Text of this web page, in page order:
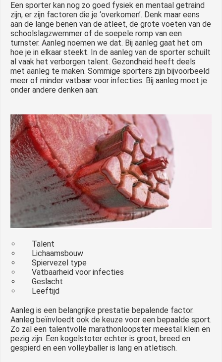
Een sporter kan nog zo goed fysiek en mentaal getraind
zijn, er zijn factoren die je ‘overkomen’. Denk maar eens
aan de lange benen van de atleet, de grote voeten van de
schoolslagzwemmer of de soepele romp van een
turnster. Aanleg noemen we dat. Bij aanleg gaat het om
hoe je in elkaar steekt. In de aanleg van de sporter schuilt
al vaak het verborgen talent. Gezondheid heeft deels
met aanleg te maken. Sommige sporters zijn bijvoorbeeld
meer of minder vatbaar voor infecties. Bij aanleg moet je
onder andere denken aan:
Talent
Lichaamsbouw
Spiervezel type
Vatbaarheid voor infecties
Geslacht
Leeftijd
Aanleg is een belangrijke prestatie bepalende factor.
Aanleg beïnvloedt ook de keuze voor een bepaalde sport.
Zo zal een talentvolle marathonloopster meestal klein en
pezig zijn. Een kogelstoter echter is groot, breed en
gespierd en een volleyballer is lang en atletisch.